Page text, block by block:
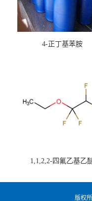
4-正丁基苯胺
1,1,2,2-四氟乙基乙
版权